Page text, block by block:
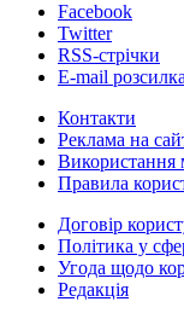
Facebook
Twitter
RSS-стрічки
E-mail розсилка
Контакти
Реклама на
Використання
Правила
Договір
Політика у
Угода щодо
Редакція